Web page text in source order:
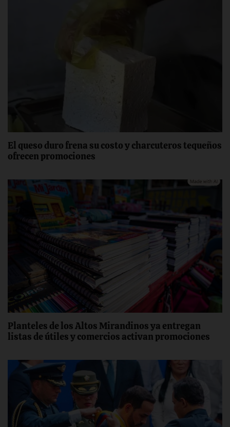
‎El queso duro frena su costo y ‎charcuteros tequeños
ofrecen promociones
‎Planteles de los Altos Mirandinos ya entregan
listas de útiles y comercios activan promociones